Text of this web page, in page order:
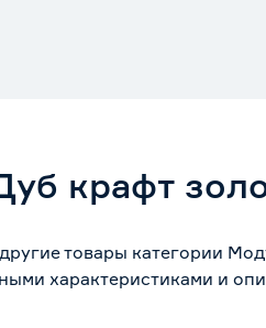
крафт
товары категории
характеристиками и